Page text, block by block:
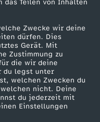
das Teilen von Inhalten
Zwecke wir deine
dürfen. Dies
Gerät. Mit
Zustimmung zu
die wir deine
du legst unter
welchen Zwecken du
nicht. Deine
du jederzeit mit
Einstellungen